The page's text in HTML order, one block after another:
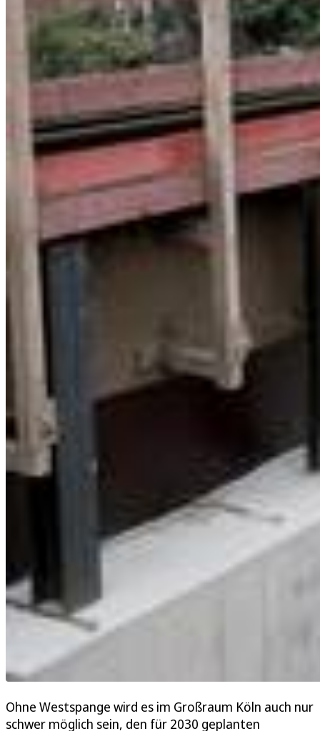
Ohne Westspange wird es im Großraum Köln auch nur
schwer möglich sein, den für 2030 geplanten